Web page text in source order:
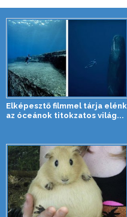
Elképesztő filmmel tárja elénk
az óceánok titokzatos világ...